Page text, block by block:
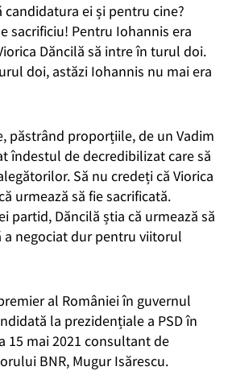
candidatura ei și pentru cine?
sacrificiu! Pentru Iohannis era
Dăncilă să intre în turul doi.
doi, astăzi Iohannis nu mai era
păstrând proporțiile, de un Vadim
îndestul de decredibilizat care să
Să nu credeți că Viorica
urmează să fie sacrificată.
partid, Dăncilă știa că urmează să
a negociat dur pentru viitorul
al României în guvernul
la prezidențiale a PSD în
15 mai 2021 consultant de
BNR, Mugur Isărescu.